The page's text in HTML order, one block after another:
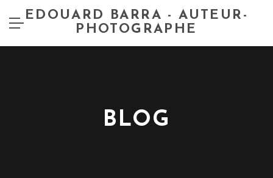
EDOUARD BARRA - AUTEUR-
PHOTOGRAPHE
BLOG